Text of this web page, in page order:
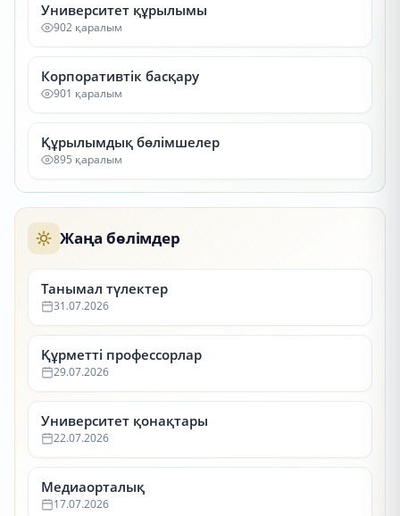
Университет құрылымы
902 қаралым
Корпоративтік басқару
901 қаралым
Құрылымдық бөлімшелер
895 қаралым
Жаңа бөлімдер
Танымал түлектер
31.07.2026
Құрметті профессорлар
29.07.2026
Университет қонақтары
22.07.2026
Медиаорталық
17.07.2026